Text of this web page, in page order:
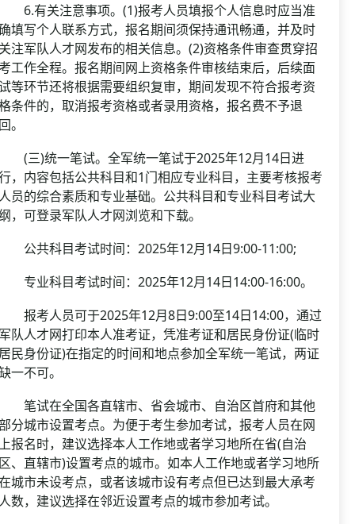
有关注意事项。(1)报考人员填报个人信息时应当准
填写个人联系方式，报名期间须保持通讯畅通，并及时
注军队人才网发布的相关信息。(2)资格条件审查贯穿招
工作全程。报名期间网上资格条件审核结束后，后续面
等环节还将根据需要组织复审，期间发现不符合报考资
条件的，取消报考资格或者录用资格，报名费不予退
。
三)统一笔试。全军统一笔试于2025年12月14日进
，内容包括公共科目和1门相应专业科目，主要考核报考
员的综合素质和专业基础。公共科目和专业科目考试大
，可登录军队人才网浏览和下载。
共科目考试时间：2025年12月14日9:00-11:00;
业科目考试时间：2025年12月14日14:00-16:00。
考人员可于2025年12月8日9:00至14日14:00，通过
队人才网打印本人准考证，凭准考证和居民身份证(临时
民身份证)在指定的时间和地点参加全军统一笔试，两证
一不可。
试在全国各直辖市、省会城市、自治区首府和其他
分城市设置考点。为便于考生参加考试，报考人员在网
报名时，建议选择本人工作地或者学习地所在省(自治
、直辖市)设置考点的城市。如本人工作地或者学习地所
城市未设考点，或者该城市设有考点但已达到最大承考
数，建议选择在邻近设置考点的城市参加考试。